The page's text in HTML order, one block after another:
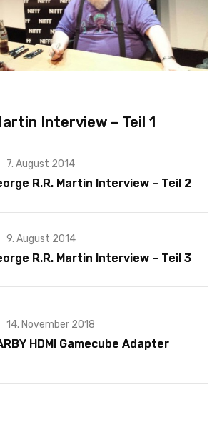
Interview – Teil 1
7. August 2014
R.R. Martin Interview – Teil 2
9. August 2014
R.R. Martin Interview – Teil 3
14. November 2018
HDMI Gamecube Adapter